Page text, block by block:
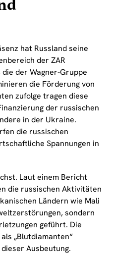
hat Russland seine
der ZAR
der Wagner-Gruppe
die Förderung von
zufolge tragen diese
der russischen
in der Ukraine.
die russischen
Spannungen in
Laut einem Bericht
die russischen Aktivitäten
Ländern wie Mali
sondern
geführt. Die
„Blutdiamanten“
Ausbeutung.